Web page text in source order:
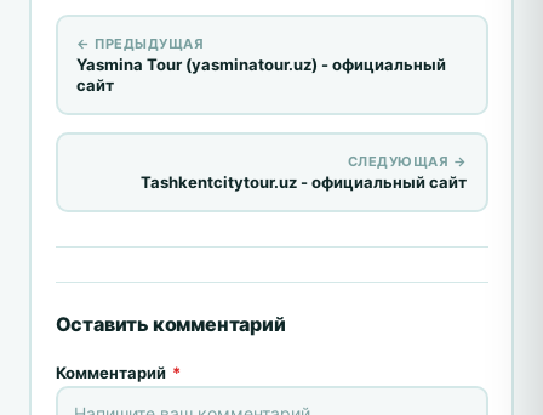
← ПРЕДЫДУЩАЯ
Yasmina Tour (yasminatour.uz) - официальный
сайт
СЛЕДУЮЩАЯ →
Tashkentcitytour.uz - официальный сайт
Оставить комментарий
Комментарий *